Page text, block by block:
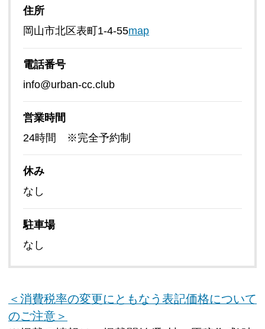
住所
岡山市北区表町1-4-55map
電話番号
info@urban-cc.club
営業時間
24時間 ※完全予約制
休み
なし
駐車場
なし
＜消費税率の変更にともなう表記価格について
のご注意＞